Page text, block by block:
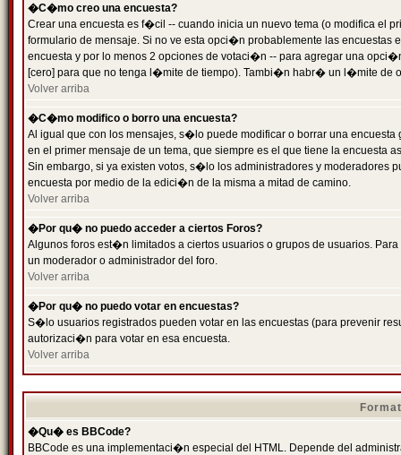
�C�mo creo una encuesta?
Crear una encuesta es f�cil -- cuando inicia un nuevo tema (o modifica el
formulario de mensaje. Si no ve esta opci�n probablemente las
encuesta y por lo menos 2 opciones de votaci�n -- para agregar una
[cero] para que no tenga l�mite de tiempo). Tambi�n habr� un l�mite de
Volver arriba
�C�mo modifico o borro una encuesta?
Al igual que con los mensajes, s�lo puede modificar o borrar una
en el primer mensaje de un tema, que siempre es el que tiene la encuesta
Sin embargo, si ya existen votos, s�lo los administradores y moderadores
encuesta por medio de la edici�n de la misma a mitad de camino.
Volver arriba
�Por qu� no puedo acceder a ciertos Foros?
Algunos foros est�n limitados a ciertos usuarios o grupos de usuarios.
un moderador o administrador del foro.
Volver arriba
�Por qu� no puedo votar en encuestas?
S�lo usuarios registrados pueden votar en las encuestas (para prevenir
autorizaci�n para votar en esa encuesta.
Volver arriba
�Qu� es BBCode?
BBCode es una implementaci�n especial del HTML. Depende del